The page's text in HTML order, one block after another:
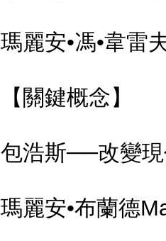
瑪麗安•馮•韋雷
【關鍵概念】
包浩斯──改變
瑪麗安•布蘭德